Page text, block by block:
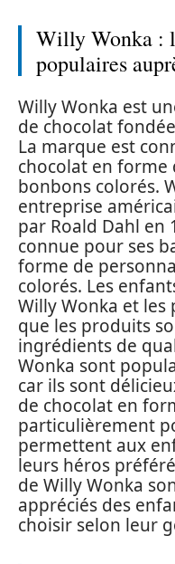
Willy Wonka :
populaires
Willy Wonka est
de chocolat
La marque est
chocolat en forme
bonbons colorés.
entreprise
par Roald Dahl en
connue pour ses
forme de
colorés. Les
Willy Wonka et
que les produits
ingrédients de
Wonka sont
car ils sont
de chocolat en
particulièrement
permettent aux
leurs héros
de Willy Wonka
appréciés des
choisir selon leur